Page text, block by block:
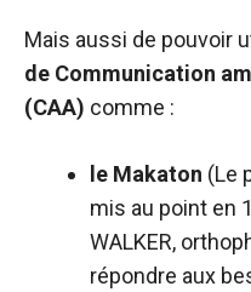
Mais aussi de pouvoir
de Communication
(CAA) comme :
le Makaton (Le
mis au point en
WALKER,
répondre aux